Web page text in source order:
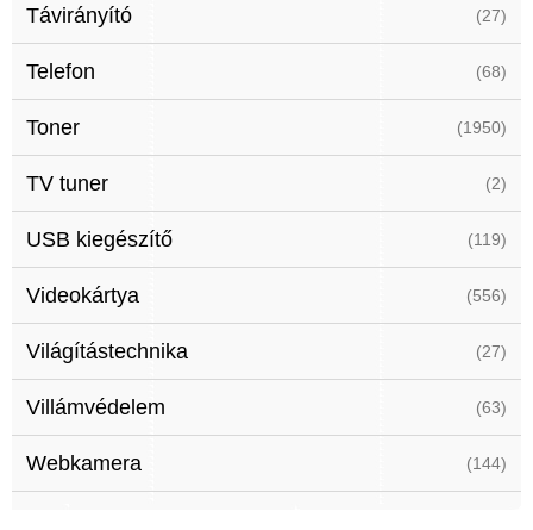
Távirányító (27)
Telefon (68)
Toner (1950)
TV tuner (2)
USB kiegészítő (119)
Videokártya (556)
Világítástechnika (27)
Villámvédelem (63)
Webkamera (144)